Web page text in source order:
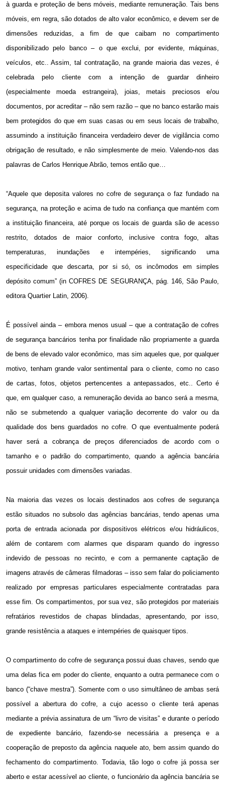
à guarda e proteção de bens móveis, mediante remuneração. Tais bens
móveis, em regra, são dotados de alto valor econômico, e devem ser de
dimensões reduzidas, a fim de que caibam no compartimento
disponibilizado pelo banco – o que exclui, por evidente, máquinas,
veículos, etc.. Assim, tal contratação, na grande maioria das vezes, é
celebrada pelo cliente com a intenção de guardar dinheiro
(especialmente moeda estrangeira), joias, metais preciosos e/ou
documentos, por acreditar – não sem razão – que no banco estarão mais
bem protegidos do que em suas casas ou em seus locais de trabalho,
assumindo a instituição financeira verdadeiro dever de vigilância como
obrigação de resultado, e não simplesmente de meio. Valendo-nos das
palavras de Carlos Henrique Abrão, temos então que…
“Aquele que deposita valores no cofre de segurança o faz fundado na
segurança, na proteção e acima de tudo na confiança que mantém com
a instituição financeira, até porque os locais de guarda são de acesso
restrito, dotados de maior conforto, inclusive contra fogo, altas
temperaturas, inundações e intempéries, significando uma
especificidade que descarta, por si só, os incômodos em simples
depósito comum” (in COFRES DE SEGURANÇA, pág. 146, São Paulo,
editora Quartier Latin, 2006).
É possível ainda – embora menos usual – que a contratação de cofres
de segurança bancários tenha por finalidade não propriamente a guarda
de bens de elevado valor econômico, mas sim aqueles que, por qualquer
motivo, tenham grande valor sentimental para o cliente, como no caso
de cartas, fotos, objetos pertencentes a antepassados, etc.. Certo é
que, em qualquer caso, a remuneração devida ao banco será a mesma,
não se submetendo a qualquer variação decorrente do valor ou da
qualidade dos bens guardados no cofre. O que eventualmente poderá
haver será a cobrança de preços diferenciados de acordo com o
tamanho e o padrão do compartimento, quando a agência bancária
possuir unidades com dimensões variadas.
Na maioria das vezes os locais destinados aos cofres de segurança
estão situados no subsolo das agências bancárias, tendo apenas uma
porta de entrada acionada por dispositivos elétricos e/ou hidráulicos,
além de contarem com alarmes que disparam quando do ingresso
indevido de pessoas no recinto, e com a permanente captação de
imagens através de câmeras filmadoras – isso sem falar do policiamento
realizado por empresas particulares especialmente contratadas para
esse fim. Os compartimentos, por sua vez, são protegidos por materiais
refratários revestidos de chapas blindadas, apresentando, por isso,
grande resistência a ataques e intempéries de quaisquer tipos.
O compartimento do cofre de segurança possui duas chaves, sendo que
uma delas fica em poder do cliente, enquanto a outra permanece com o
banco (“chave mestra”). Somente com o uso simultâneo de ambas será
possível a abertura do cofre, a cujo acesso o cliente terá apenas
mediante a prévia assinatura de um “livro de visitas” e durante o período
de expediente bancário, fazendo-se necessária a presença e a
cooperação de preposto da agência naquele ato, bem assim quando do
fechamento do compartimento. Todavia, tão logo o cofre já possa ser
aberto e estar acessível ao cliente, o funcionário da agência bancária se